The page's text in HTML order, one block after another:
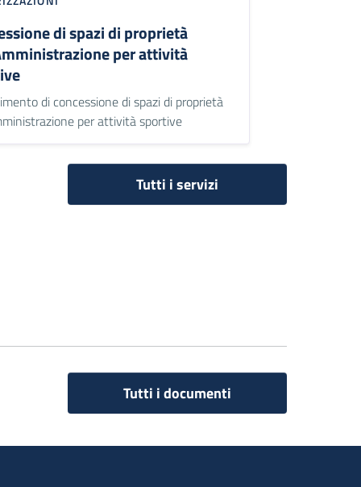
di spazi di proprietà
per attività
di concessione di spazi di proprietà
per attività sportive
Tutti i servizi
Tutti i documenti